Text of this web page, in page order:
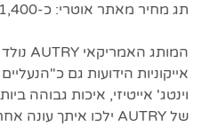
תג מחיר מאתר אוטרי: כ-1,400 שקלים.
אייקוניות הידועות גם
וינטג' אייטיזי, איכות גבוהה
של AUTRY ילכו איתך עונה אחר עונה.